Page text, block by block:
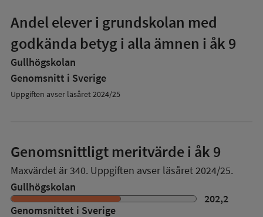
Andel elever i grundskolan med
godkända betyg i alla ämnen i åk 9
Gullhögskolan
Genomsnitt i Sverige
Uppgiften avser läsåret 2024/25
Genomsnittligt meritvärde i åk 9
Maxvärdet är 340. Uppgiften avser läsåret 2024/25.
Gullhögskolan
202,2
Genomsnittet i Sverige